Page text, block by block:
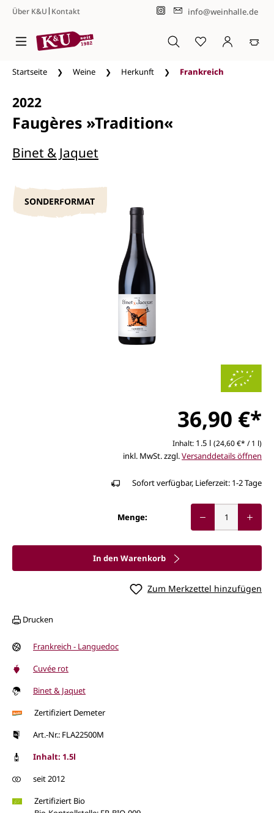
Zum Hauptinhalt springen
Über K&U| Kontakt info@weinhalle.de
Startseite Weine Herkunft Frankreich
2022
Faugères »Tradition«
Binet & Jaquet
Bildergalerie überspringen
SONDERFORMAT
36,90 €*
Inhalt: 1.5 l (24,60 €* / 1 l)
inkl. MwSt. zzgl.Versanddetails öffnen
Sofort verfügbar, Lieferzeit: 1-2 Tage
Menge:
In den Warenkorb
Zum Merkzettel hinzufügen
Drucken
Frankreich - Languedoc
Cuvée rot
Binet & Jaquet
Zertifiziert Demeter
Art.-Nr.: FLA22500M
Inhalt: 1.5l
seit 2012
Zertifiziert Bio